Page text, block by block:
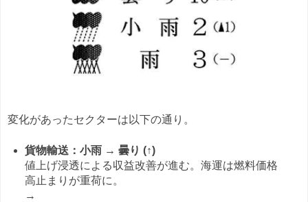
変化があったセクターは以下の通り。
貨物輸送：小雨 → 曇り (↑)
値上げ浸透による収益改善が進む。海運は燃料価格
高止まりが重荷に。
→